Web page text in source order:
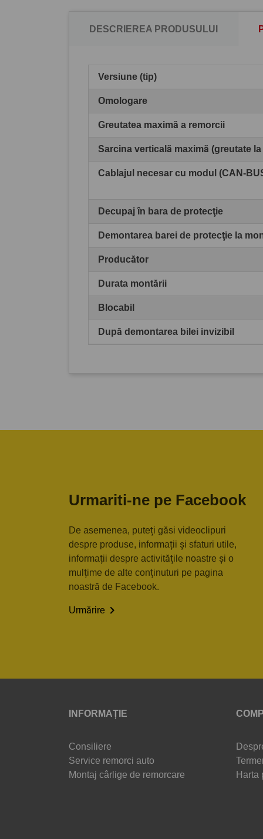
DESCRIEREA PRODUSULUI
Versiune (tip)
Omologare
Greutatea maximă a remorcii
Sarcina verticală maximă (greutate
Cablajul necesar cu modul (CAN-
Decupaj în bara de protecţie
Demontarea barei de protecţie la
Producător
Durata montării
Blocabil
După demontarea bilei invizibil
Urmariti-ne pe Facebook
De asemenea, puteți găsi videoclipuri
despre produse, informații și sfaturi utile,
informații despre activitățile noastre și o
mulțime de alte conținuturi pe pagina
noastră de Facebook.
Urmărire 
INFORMAȚIE
Consiliere
Service remorci auto
Montaj cârlige de remorcare
Harta